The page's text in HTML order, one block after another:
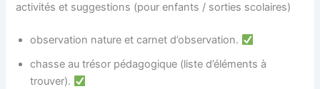
activités et suggestions (pour enfants / sorties scolaires)
observation nature et carnet d’observation.
chasse au trésor pédagogique (liste d’éléments à
trouver).